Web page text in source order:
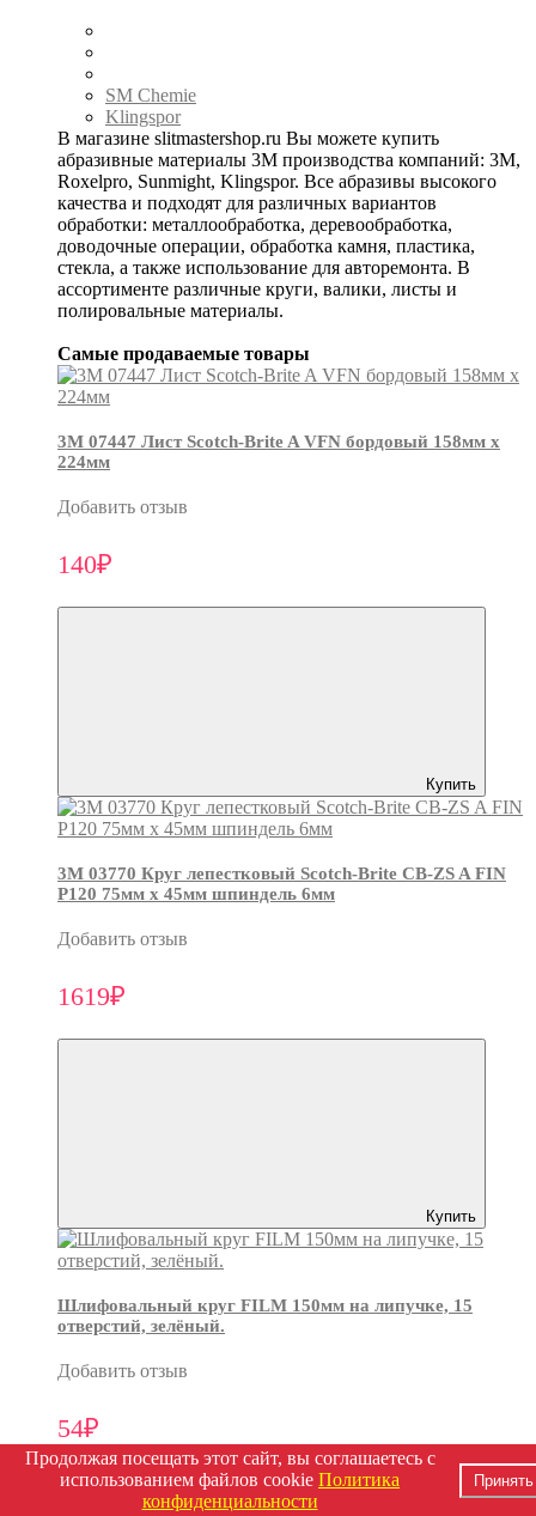
SM Chemie
Klingspor
В магазине slitmastershop.ru Вы можете купить
абразивные материалы 3М производства компаний: 3М,
Roxelpro, Sunmight, Klingspor. Все абразивы высокого
качества и подходят для различных вариантов
обработки: металлообработка, деревообработка,
доводочные операции, обработка камня, пластика,
стекла, а также использование для авторемонта. В
ассортименте различные круги, валики, листы и
полировальные материалы.
Самые продаваемые товары
3М 07447 Лист Scotch-Brite A VFN бордовый 158мм х
224мм
Добавить отзыв
140₽
Купить
3М 03770 Круг лепестковый Scotch-Brite CB-ZS A FIN
P120 75мм х 45мм шпиндель 6мм
Добавить отзыв
1619₽
Купить
Шлифовальный круг FILM 150мм на липучке, 15
отверстий, зелёный.
Добавить отзыв
54₽
Продолжая посещать этот сайт, вы соглашаетесь с
использованием файлов cookie Политика
конфиденциальности
Принять